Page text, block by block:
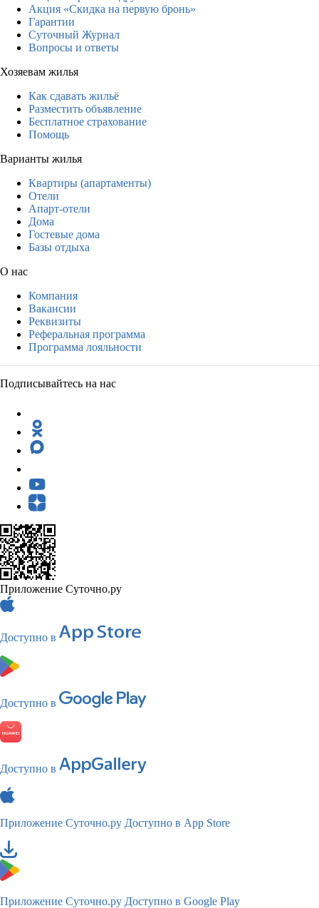
Акция «Скидка на первую бронь»
Гарантии
Суточный Журнал
Вопросы и ответы
Хозяевам жилья
Как сдавать жильё
Разместить объявление
Бесплатное страхование
Помощь
Варианты жилья
Квартиры (апартаменты)
Отели
Апарт-отели
Дома
Гостевые дома
Базы отдыха
О нас
Компания
Вакансии
Реквизиты
Реферальная программа
Программа лояльности
Подписывайтесь на нас
Приложение Суточно.ру
Доступно в
Доступно в
Доступно в
Приложение Суточно.ру Доступно в App Store
Приложение Суточно.ру Доступно в Google Play